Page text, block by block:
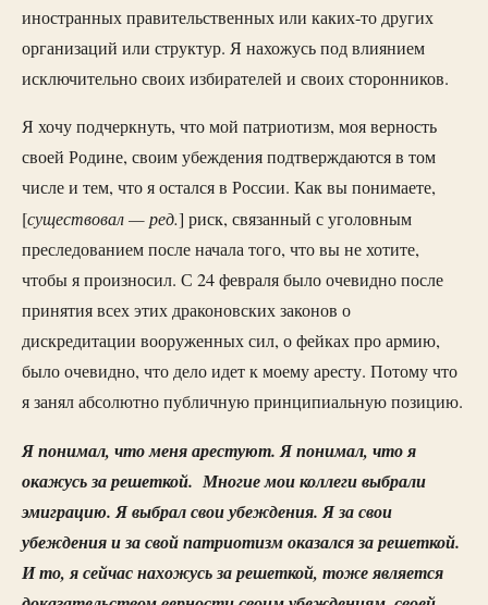
иностранных правительственных или каких-то других
организаций или структур. Я нахожусь под влиянием
исключительно своих избирателей и своих сторонников.
Я хочу подчеркнуть, что мой патриотизм, моя верность
своей Родине, своим убеждения подтверждаются в том
числе и тем, что я остался в России. Как вы понимаете,
[существовал — ред.] риск, связанный с уголовным
преследованием после начала того, что вы не хотите,
чтобы я произносил. С 24 февраля было очевидно после
принятия всех этих драконовских законов о
дискредитации вооруженных сил, о фейках про армию,
было очевидно, что дело идет к моему аресту. Потому что
я занял абсолютно публичную принципиальную позицию.
Я понимал, что меня арестуют. Я понимал, что я
окажусь за решеткой. Многие мои коллеги выбрали
эмиграцию. Я выбрал свои убеждения. Я за свои
убеждения и за свой патриотизм оказался за решеткой.
И то, я сейчас нахожусь за решеткой, тоже является